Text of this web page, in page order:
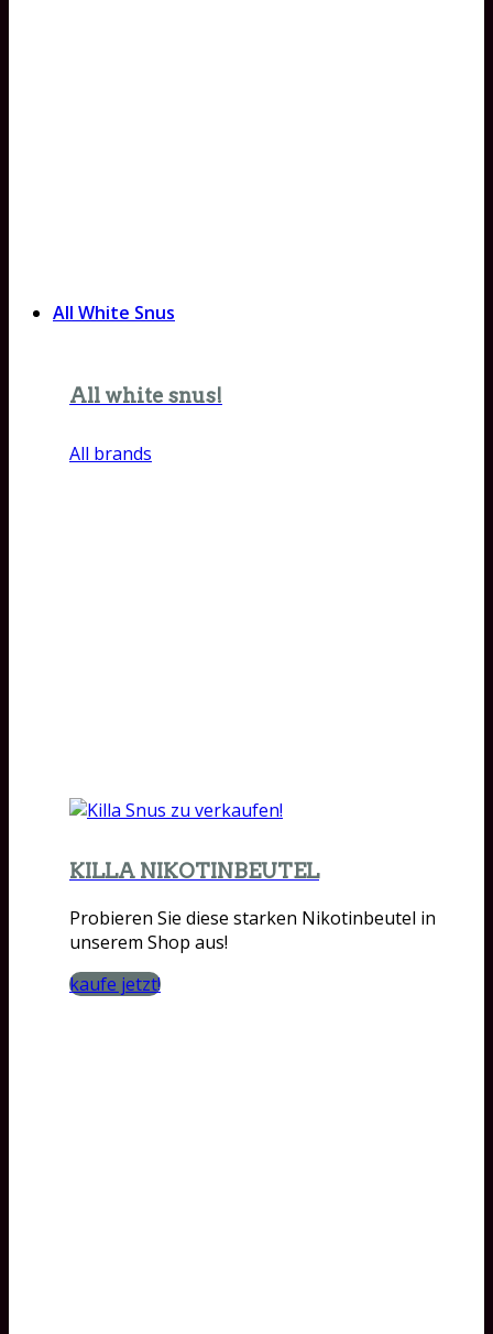
All White Snus
All white snus!
All brands
KILLA NIKOTINBEUTEL
Probieren Sie diese starken Nikotinbeutel in
unserem Shop aus!
kaufe jetzt!